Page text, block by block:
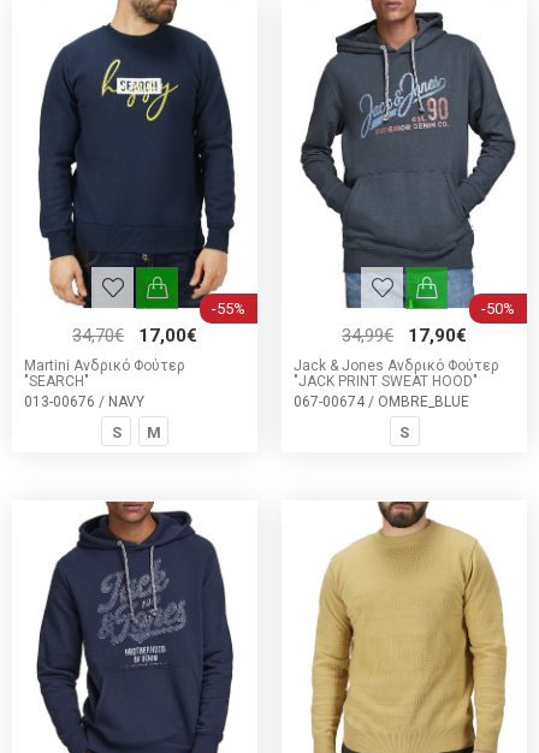
-55%
34,70€ 17,00€
Martini Ανδρικό Φούτερ
"SEARCH"
013-00676 / NAVY
S M
-50%
34,99€ 17,90€
Jack & Jones Ανδρικό Φούτερ
"JACK PRINT SWEAT HOOD"
067-00674 / OMBRE_BLUE
S